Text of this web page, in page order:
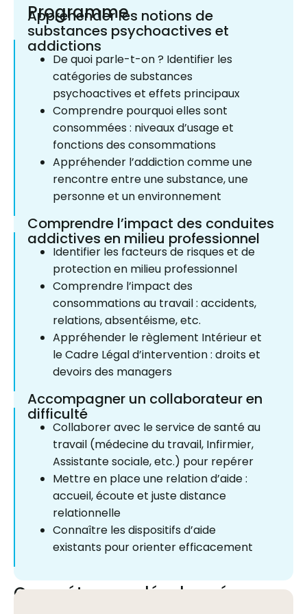
Programme
Appréhender les notions de
substances psychoactives et
addictions
De quoi parle-t-on ? Identifier les
catégories de substances
psychoactives et effets principaux
Comprendre pourquoi elles sont
consommées : niveaux d’usage et
fonctions des consommations
Appréhender l’addiction comme une
rencontre entre une substance, une
personne et un environnement
Comprendre l’impact des conduites
addictives en milieu professionnel
Identifier les facteurs de risques et de
protection en milieu professionnel
Comprendre l’impact des
consommations au travail : accidents,
relations, absentéisme, etc.
Appréhender le règlement Intérieur et
le Cadre Légal d’intervention : droits et
devoirs des managers
Accompagner un collaborateur en
difficulté
Collaborer avec le service de santé au
travail (médecine du travail, Infirmier,
Assistante sociale, etc.) pour repérer
Mettre en place une relation d’aide :
accueil, écoute et juste distance
relationnelle
Connaître les dispositifs d’aide
existants pour orienter efficacement
Compétences développées